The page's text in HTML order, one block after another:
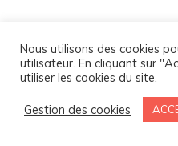
Catégories
Cigarette
Laisser un
Nous utilisons des cookies
utilisateur. En cliquant sur
utiliser les cookies du site.
Gestion des cookies